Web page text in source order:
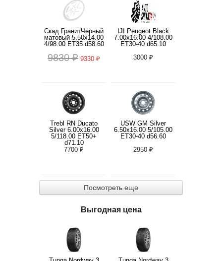
Скад ГранитЧерный
матовый 5.50x14.00
4/98.00 ET35 d58.60
9830 ₽ 9330 ₽
IJI Peugeot Black
7.00x16.00 4/108.00
ET30-40 d65.10
3000 ₽
Trebl RN Ducato
Silver 6.00x16.00
5/118.00 ET50+
d71.10
7700 ₽
USW GM Silver
6.50x16.00 5/105.00
ET30-40 d56.60
2950 ₽
Посмотреть еще
Выгодная цена